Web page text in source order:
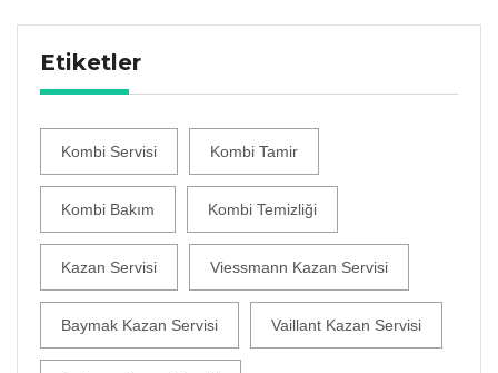
Etiketler
Kombi Servisi Kombi Tamir
Kombi Bakım Kombi Temizliği
Kazan Servisi Viessmann Kazan Servisi
Baymak Kazan Servisi Vaillant Kazan Servisi